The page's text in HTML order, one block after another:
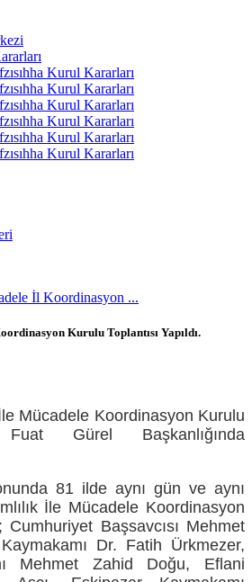
Kurul Kararları
Kurul Kararları
Kurul Kararları
Kurul Kararları
Kurul Kararları
Kurul Kararları
İl Koordinasyon ...
Kurulu Toplantısı Yapıldı.
Mücadele Koordinasyon Kurulu
Gürel Başkanlığında
81 ilde aynı gün ve aynı
İle Mücadele Koordinasyon
Cumhuriyet Başsavcısı Mehmet
Dr. Fatih Ürkmezer,
Mehmet Zahid Doğu, Eflani